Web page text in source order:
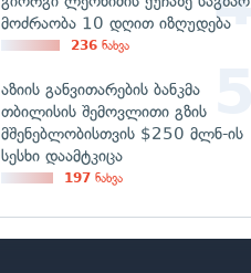
მოძრაობა 10 დღით იზღუდება
236 ნახვა
აზიის განვითარების ბანკმა
თბილისის შემოვლითი გზის
მშენებლობისთვის $250 მლნ-ის
სესხი დაამტკიცა
197 ნახვა